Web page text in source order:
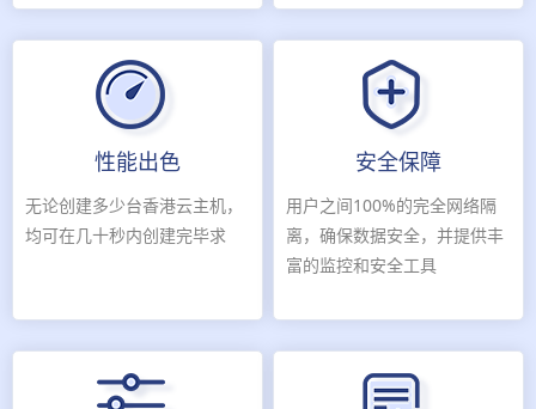
性能出色
无论创建多少台香港云主机，
均可在几十秒内创建完毕求
安全保障
用户之间100%的完全网络隔
离，确保数据安全，并提供丰
富的监控和安全工具